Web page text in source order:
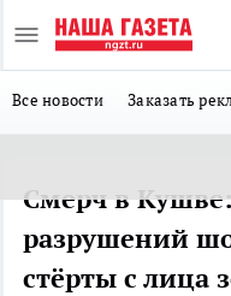
Все новости Заказать
Смерч в
разрушений
стёрты с лица